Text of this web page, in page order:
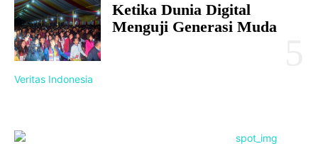
Ketika Dunia Digital
Menguji Generasi Muda
Veritas Indonesia